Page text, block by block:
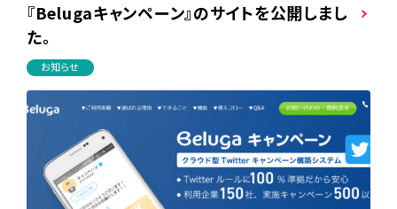
『Belugaキャンペーン』のサイトを公開しまし
た。
お知らせ